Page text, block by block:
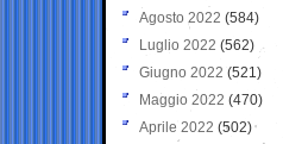
Agosto 2022 (584)
Luglio 2022 (562)
Giugno 2022 (521)
Maggio 2022 (470)
Aprile 2022 (502)